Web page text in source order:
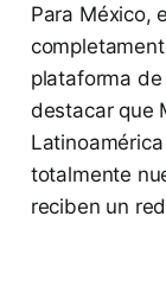
Para México,
plataforma de
destacar que
totalmente
reciben un